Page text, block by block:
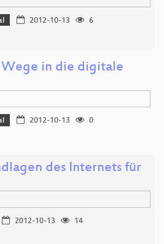
2012-10-13
6
in die digitale
2012-10-13
0
des Internets für
2012-10-13
14